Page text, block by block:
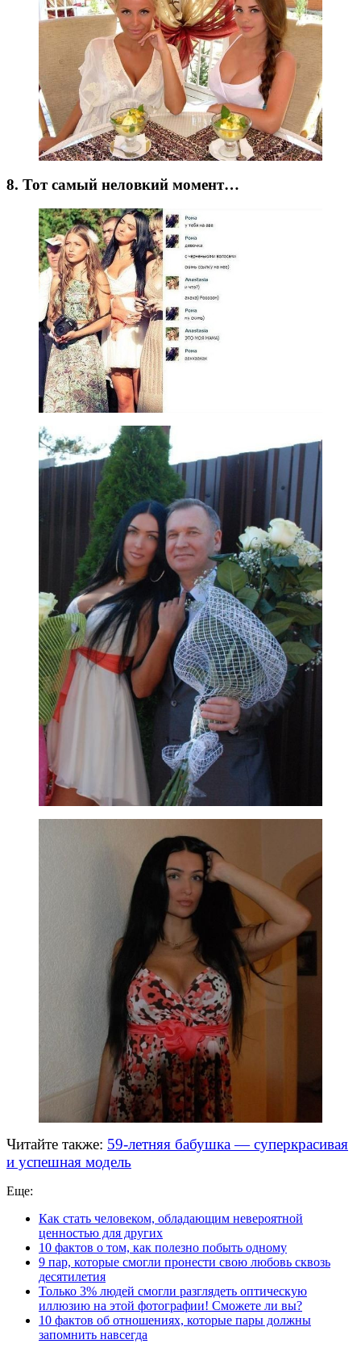
8. Тот самый неловкий момент…
Читайте также: 59-летняя бабушка — суперкрасивая
и успешная модель
Еще:
Как стать человеком, обладающим невероятной
ценностью для других
10 фактов о том, как полезно побыть одному
9 пар, которые смогли пронести свою любовь сквозь
десятилетия
Только 3% людей смогли разглядеть оптическую
иллюзию на этой фотографии! Сможете ли вы?
10 фактов об отношениях, которые пары должны
запомнить навсегда